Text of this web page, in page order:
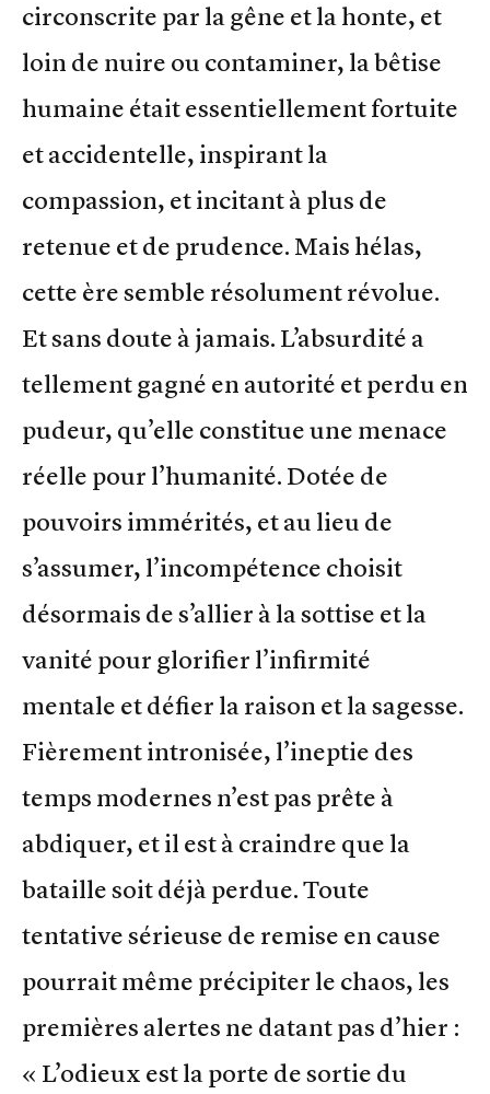
circonscrite par la gêne et la honte, et
loin de nuire ou contaminer, la bêtise
humaine était essentiellement fortuite
et accidentelle, inspirant la
compassion, et incitant à plus de
retenue et de prudence. Mais hélas,
cette ère semble résolument révolue.
Et sans doute à jamais. L’absurdité a
tellement gagné en autorité et perdu en
pudeur, qu’elle constitue une menace
réelle pour l’humanité. Dotée de
pouvoirs immérités, et au lieu de
s’assumer, l’incompétence choisit
désormais de s’allier à la sottise et la
vanité pour glorifier l’infirmité
mentale et défier la raison et la sagesse.
Fièrement intronisée, l’ineptie des
temps modernes n’est pas prête à
abdiquer, et il est à craindre que la
bataille soit déjà perdue. Toute
tentative sérieuse de remise en cause
pourrait même précipiter le chaos, les
premières alertes ne datant pas d’hier :
« L’odieux est la porte de sortie du